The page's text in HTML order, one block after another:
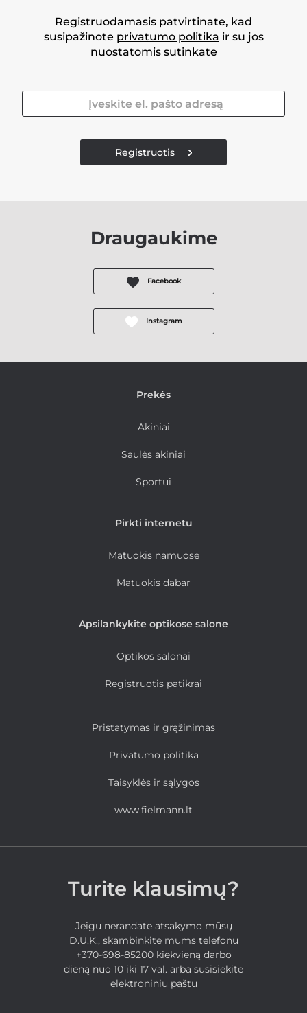
Registruodamasis patvirtinate, kad
susipažinote privatumo politika ir su jos
nuostatomis sutinkate
Registruotis
Draugaukime
Facebook
Instagram
Prekės
Akiniai
Saulės akiniai
Sportui
Pirkti internetu
Matuokis namuose
Matuokis dabar
Apsilankykite optikose salone
Optikos salonai
Registruotis patikrai
Pristatymas ir grąžinimas
Privatumo politika
Taisyklės ir sąlygos
www.fielmann.lt
Turite klausimų?
Jeigu nerandate atsakymo mūsų
D.U.K., skambinkite mums telefonu
+370-698-85200 kiekvieną darbo
dieną nuo 10 iki 17 val. arba susisiekite
elektroniniu paštu